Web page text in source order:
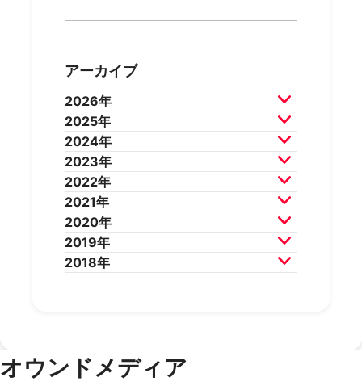
アーカイブ
2026年
2026年7月 2026年6月
2026年5月 2026年4月
2026年3月 2026年2月
2025年
2025年12月2025年11月
2025年10月2025年9月
2025年8月 2025年7月
2025年6月
2025年4月
2025年2月
2024年
2024年12月2024年11月
2024年10月2024年9月
2024年8月 2024年7月
2024年6月
2024年4月
2024年2月
2023年
2023年12月2023年11月
2023年10月2023年9月
2023年8月 2023年7月
2023年6月
2023年4月
2022年
2022年12月2022年11月
2022年10月2022年9月
2022年8月 2022年7月
2022年6月
2021年
2021年12月2021年11月
2021年10月2021年9月
2021年8月 2021年7月
2020年
2020年12月2020年11月
2020年10月2020年9月
2019年
2019年12月2019年11月
2019年2月
2019年1月
2018年
オウンドメディア